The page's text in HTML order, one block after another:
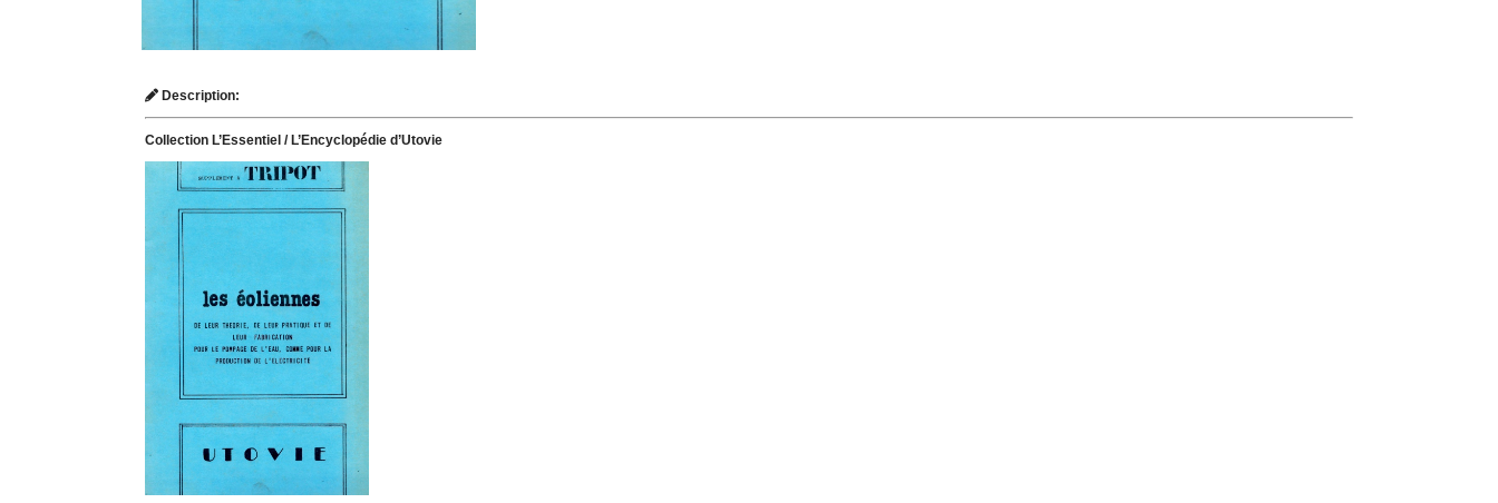
Description:
Collection L’Essentiel / L’Encyclopédie d’Utovie